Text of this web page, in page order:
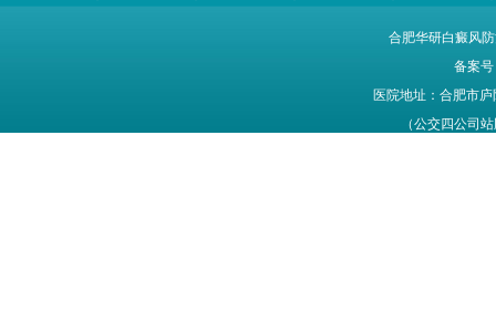
合肥华研白癜风
备案号
医院地址：合肥市
（公交四公司